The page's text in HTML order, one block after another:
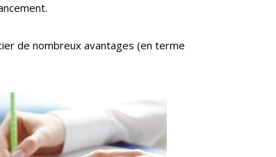
de nombreux avantages (en terme